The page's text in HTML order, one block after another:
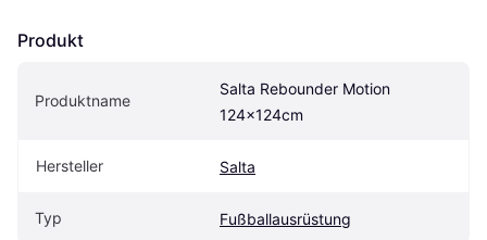
Produkt
Produktname
Salta Rebounder Motion
124x124cm
Hersteller Salta
Typ Fußballausrüstung